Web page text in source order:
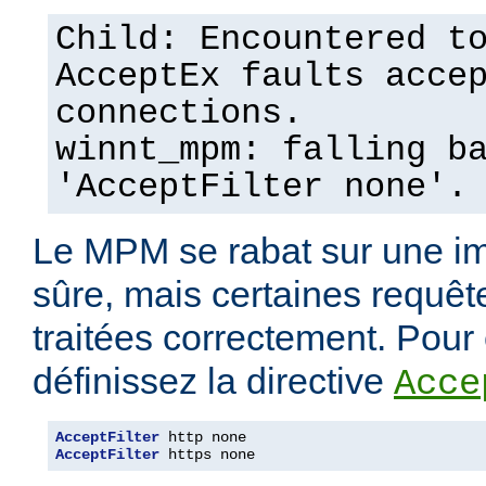
Child: Encountered
AcceptEx faults
connections.
winnt_mpm: falling
'AcceptFilter none'.
Le MPM se rabat sur une
sûre, mais certaines
traitées correctement.
définissez la directive
AcceptFilter
AcceptFilter https none